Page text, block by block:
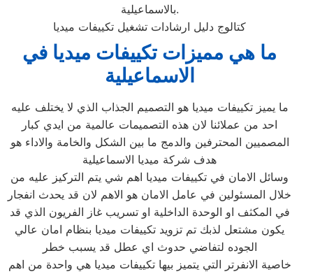
بالاسماعيلية.
كتالوج دليل ارشادات تشغيل تكييفات ميديا
ما هي مميزات تكييفات ميديا في
الاسماعيلية
ما يميز تكييفات ميديا هو التصميم الجذاب الذي لا يختلف عليه
احد من عملائنا لان هذه التصميمات عالمية من ايدي كبار
المصميين المحترفين والدمج ما بين الشكل والخامة والاداء هو
هدف شركة ميديا الاسماعيلية
وسائل الامان في تكييفات ميديا اهم شي يتم التركيز عليه من
خلال المسئولين في عامل الامان هو الاهم لان قد يحدث انفجار
في المكثف او الوحدة الداخلية او تسريب غاز الفريون الذي قد
يكون مشتعل لذبك تم تزويد تكييفات ميديا بنظام امان عالي
الجوده لتفاضي حدوث اي عطل قد يسبب خطر
خاصية الانفرتر التي يتميز بيها تكييفات ميديا هي واحدة من اهم